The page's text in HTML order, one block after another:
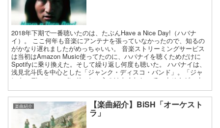
2018年下期で一番聴いたのは、たぶんHave a Nice Day!（ハバナ
イ）。 ここ何年も音楽にアンテナを張っていなかったので、知るの
がかなり遅れましたがめっちゃいい。 音楽ストリーミングサービス
は当初はAmazon Music使ってたのに、ハバナイを聴くためだけに
Spotifyに乗り換えた。そして繰り返し何度も聴いた。 ハバナイは、
浅見北斗氏を中心とした「ジャンク・ディスコ・バンド」。「ジャ
ンク・ディスコ・バンド」というのはよくわかっていませんが、ま
う流行ってない？）の4つ打ちダンスロックでの「踊れる」よりも、
もっと体の芯から、深く「踊れる」のです。
楽曲紹介 【楽曲紹介】BiSH「オーケスト
ラ」